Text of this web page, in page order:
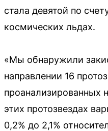
стала девятой по
космических льдах.
«Мы обнаружили
направлении 16
проанализированных
этих протозвездах
0,2% до 2,1%